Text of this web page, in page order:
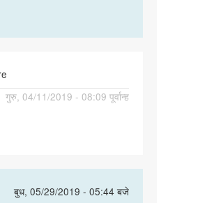
गुरु, 04/11/2019 - 08:09 पूर्वान्ह
बुध, 05/29/2019 - 05:44 बजे